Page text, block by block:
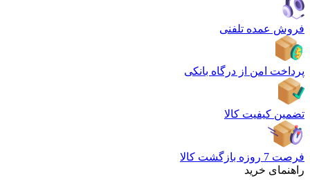
فروش عمده تلفنی
پرداخت امن از درگاه بانکی
تضمین کیفیت کالا
فرصت 7 روزه بازگشت کالا
راهنمای خرید